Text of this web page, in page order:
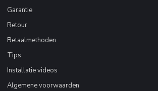
Garantie
Retour
Betaalmethoden
Tips
Installatie videos
Algemene voorwaarden